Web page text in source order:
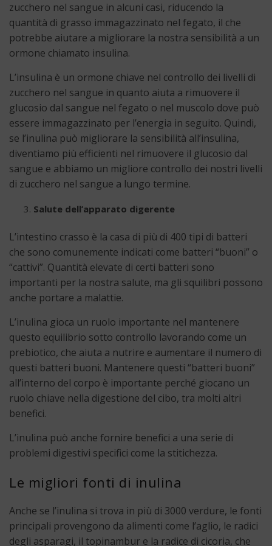
zucchero nel sangue in alcuni casi, riducendo la
quantità di grasso immagazzinato nel fegato, il che
potrebbe aiutare a migliorare la nostra sensibilità a un
ormone chiamato insulina.
L’insulina è un ormone chiave nel controllo dei livelli di
zucchero nel sangue in quanto aiuta a rimuovere il
glucosio dal sangue nel fegato o nel muscolo dove può
essere immagazzinato per l’energia in seguito. Quindi,
se l’inulina può migliorare la sensibilità all’insulina,
diventiamo più efficienti nel rimuovere il glucosio dal
sangue e abbiamo un migliore controllo dei nostri livelli
di zucchero nel sangue a lungo termine.
Salute dell’apparato digerente
L’intestino crasso è la casa di più di 400 tipi di batteri
che sono comunemente indicati come batteri “buoni” o
“cattivi”. Quantità elevate di certi batteri sono
importanti per la nostra salute, ma gli squilibri possono
anche portare a malattie.
L’inulina gioca un ruolo importante nel mantenere
questo equilibrio sotto controllo lavorando come un
prebiotico, che aiuta a nutrire e aumentare il numero di
questi batteri buoni. Mantenere questi “batteri buoni”
all’interno del corpo è importante perché giocano un
ruolo chiave nella digestione del cibo, tra molti altri
benefici.
L’inulina può anche fornire benefici a una serie di
problemi digestivi specifici come la stitichezza.
Le migliori fonti di inulina
Anche se l’inulina si trova in più di 3000 verdure, le fonti
principali provengono da alimenti come l’aglio, le radici
degli asparagi, il topinambur e la radice di cicoria, che